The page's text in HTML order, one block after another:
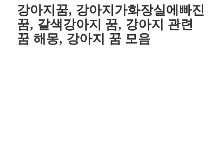
강아지꿈, 강아지가화장실에빠진
꿈, 갈색강아지 꿈, 강아지 관련
꿈 해몽, 강아지 꿈 모음